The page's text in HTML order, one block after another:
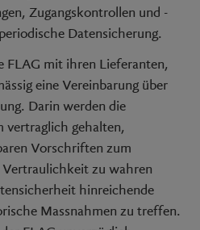
Zugangskontrollen und -
Datensicherung.
FLAG mit ihren Lieferanten,
eine Vereinbarung über
Darin werden die
vertraglich gehalten,
Vorschriften zum
zu wahren
hinreichende
Massnahmen zu treffen.